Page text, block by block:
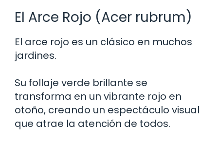
El Arce Rojo (Acer rubrum)
El arce rojo es un clásico en muchos
jardines.
Su follaje verde brillante se
transforma en un vibrante rojo en
otoño, creando un espectáculo visual
que atrae la atención de todos.